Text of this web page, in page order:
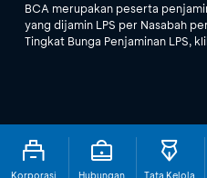
BCA merupakan peserta
yang dijamin LPS per Nasabah
Tingkat Bunga Penjaminan LPS,